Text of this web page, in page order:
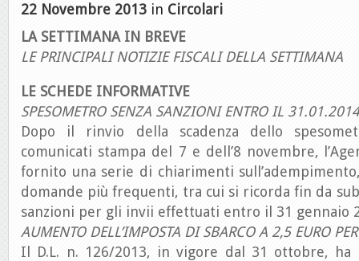
22 Novembre 2013 in Circolari
LA SETTIMANA IN BREVE
LE PRINCIPALI NOTIZIE FISCALI DELLA SETTIMANA
LE SCHEDE INFORMATIVE
SPESOMETRO SENZA SANZIONI ENTRO IL 31.01.2014
Dopo il rinvio della scadenza dello
comunicati stampa del 7 e dell’8 novembre,
fornito una serie di chiarimenti
domande più frequenti, tra cui si ricorda fin da
sanzioni per gli invii effettuati entro il 31 gennaio
AUMENTO DELL’IMPOSTA DI SBARCO A 2,5 EURO PER
Il D.L. n. 126/2013, in vigore dal 31 ottobre,